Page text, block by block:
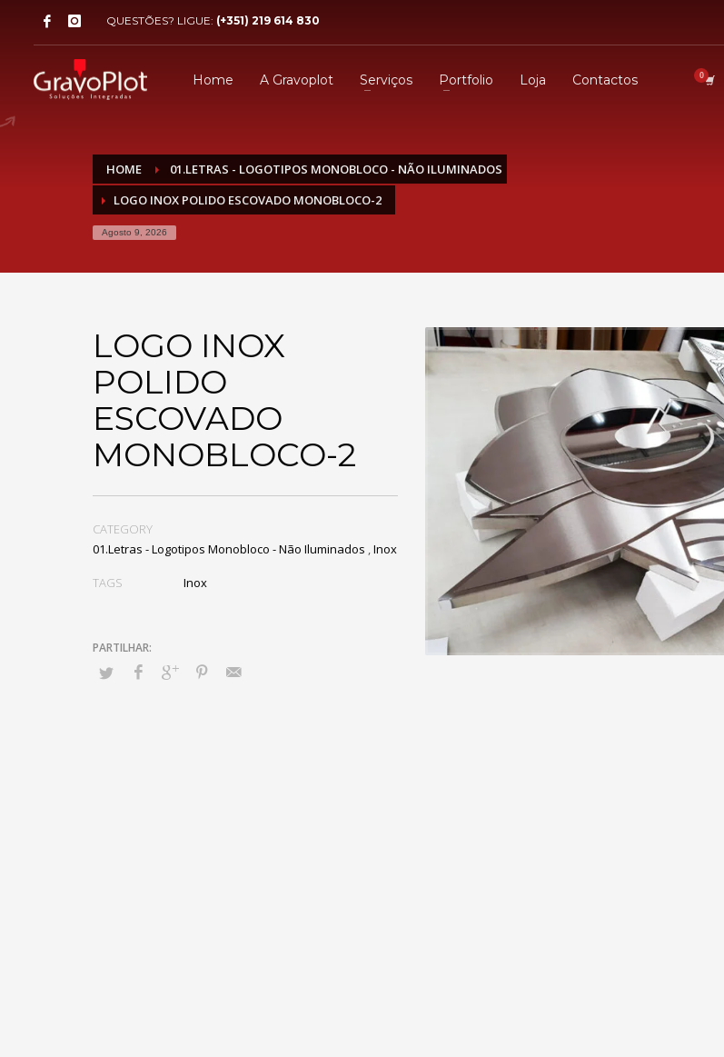
QUESTÕES? LIGUE: (+351) 219 614 830
Home A Gravoplot Serviços Portfolio Loja Contactos
HOME
01.LETRAS - LOGOTIPOS MONOBLOCO - NÃO ILUMINADOS
LOGO INOX POLIDO ESCOVADO MONOBLOCO-2
Agosto 9, 2026
LOGO INOX
POLIDO
ESCOVADO
MONOBLOCO-2
CATEGORY
01.Letras - Logotipos Monobloco - Não Iluminados ,Inox
TAGS Inox